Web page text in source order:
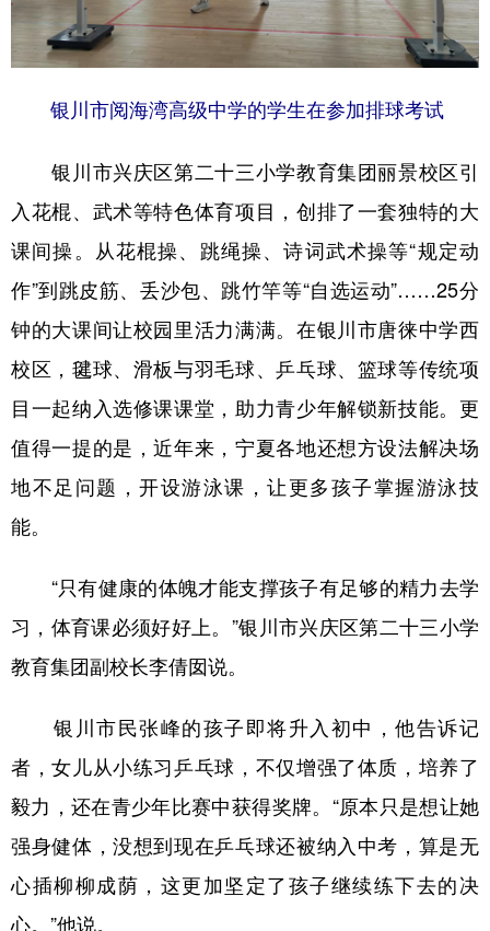
银川市阅海湾高级中学的学生在参加排球考试
银川市兴庆区第二十三小学教育集团丽景校区引
入花棍、武术等特色体育项目，创排了一套独特的大
课间操。从花棍操、跳绳操、诗词武术操等“规定动
作”到跳皮筋、丢沙包、跳竹竿等“自选运动”……25分
钟的大课间让校园里活力满满。在银川市唐徕中学西
校区，毽球、滑板与羽毛球、乒乓球、篮球等传统项
目一起纳入选修课课堂，助力青少年解锁新技能。更
值得一提的是，近年来，宁夏各地还想方设法解决场
地不足问题，开设游泳课，让更多孩子掌握游泳技
能。
“只有健康的体魄才能支撑孩子有足够的精力去学
习，体育课必须好好上。”银川市兴庆区第二十三小学
教育集团副校长李倩囡说。
银川市民张峰的孩子即将升入初中，他告诉记
者，女儿从小练习乒乓球，不仅增强了体质，培养了
毅力，还在青少年比赛中获得奖牌。“原本只是想让她
强身健体，没想到现在乒乓球还被纳入中考，算是无
心插柳柳成荫，这更加坚定了孩子继续练下去的决
心。”他说。